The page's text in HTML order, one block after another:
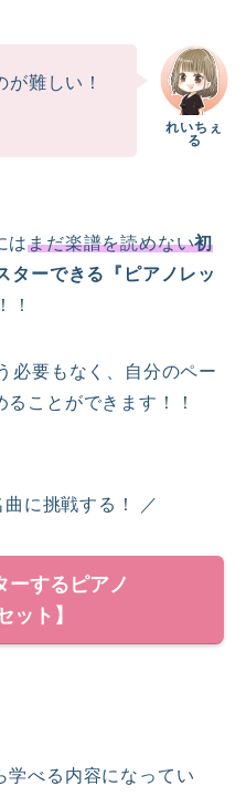
が難しい！
はまだ楽譜を読めない初
ターできる『ピアノレッ
！
必要もなく、自分のペー
ことができます！！
に挑戦する！ ／
ーするピアノ
ット】
学べる内容になってい